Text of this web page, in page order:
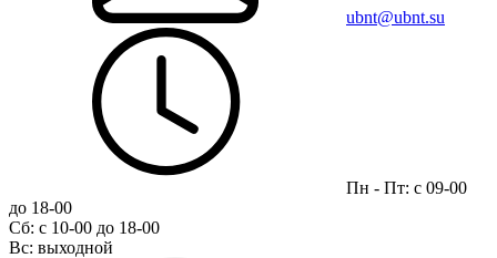
ubnt@ubnt.su
Пн - Пт: с 09-00
до 18-00
Сб: с 10-00 до 18-00
Вс: выходной